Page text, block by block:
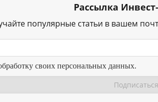
Рассылка
популярные статьи в вашем
своих персональных данных.